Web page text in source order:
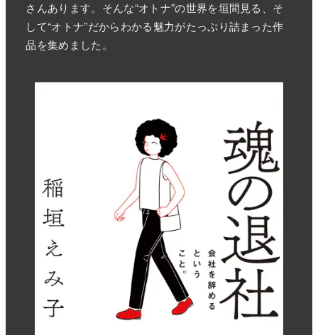
さんあります。そんな“オトナ”の世界を垣間見る、そ
して“オトナ”だからわかる魅力がたっぷり詰まった作
品を集めました。